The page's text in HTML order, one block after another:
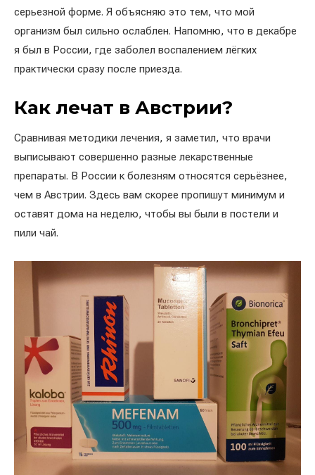
серьезной форме. Я объясняю это тем, что мой
организм был сильно ослаблен. Напомню, что в декабре
я был в России, где заболел воспалением лёгких
практически сразу после приезда.
Как лечат в Австрии?
Сравнивая методики лечения, я заметил, что врачи
выписывают совершенно разные лекарственные
препараты. В России к болезням относятся серьёзнее,
чем в Австрии. Здесь вам скорее пропишут минимум и
оставят дома на неделю, чтобы вы были в постели и
пили чай.